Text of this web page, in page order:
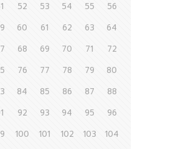
52 53 54 55
56
60 61 62 63
64
68 69 70 71
72
76 77 78 79
80
84 85 86 87
88
92 93 94 95
96
100 101 102 103
104